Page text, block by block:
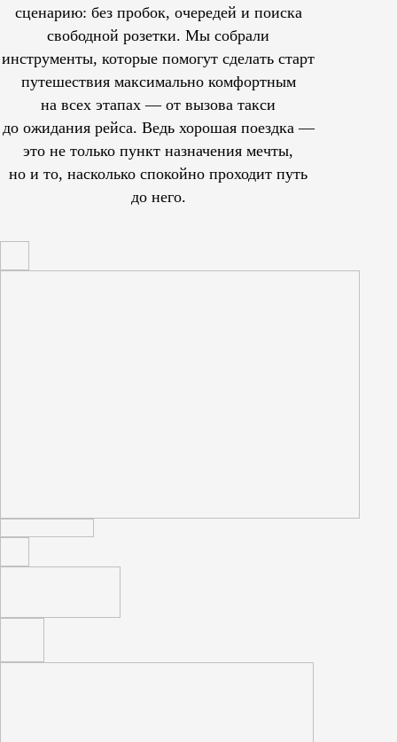
сценарию: без пробок, очередей и поиска
свободной розетки. Мы собрали
инструменты, которые помогут сделать старт
путешествия максимально комфортным
на всех этапах — от вызова такси
до ожидания рейса. Ведь хорошая поездка —
это не только пункт назначения мечты,
но и то, насколько спокойно проходит путь
до него.